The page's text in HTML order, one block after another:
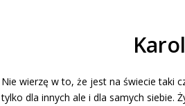
Nie wierzę w to, że jest na świecie taki
tylko dla innych ale i dla samych siebie.